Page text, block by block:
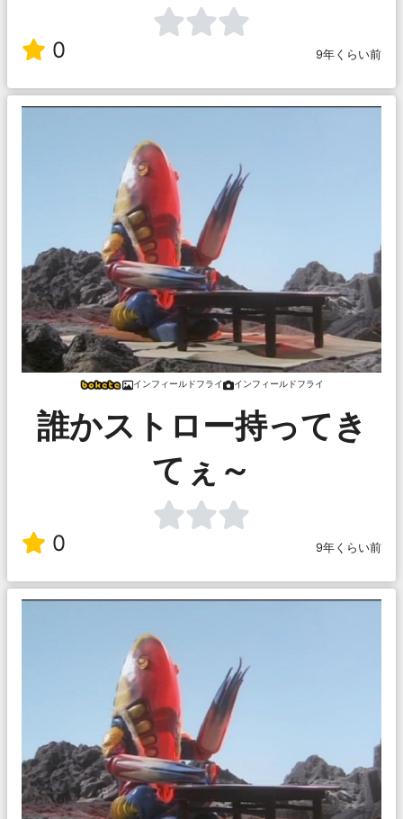
0 9年くらい前
インフィールドフライ インフィールドフライ
誰かストロー持ってき
てぇ～
0 9年くらい前